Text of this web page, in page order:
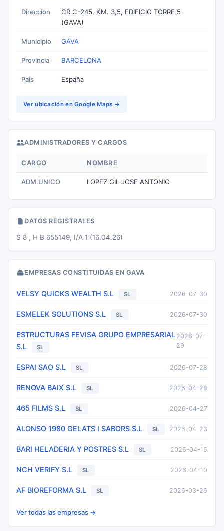
Direccion
CR C-245, KM. 3,5, EDIFICIO TORRE 5
(GAVA)
Municipio GAVA
Provincia BARCELONA
Pais España
Ver ubicación en Google Maps →
ADMINISTRADORES Y CARGOS
CARGO NOMBRE
ADM.UNICO LOPEZ GIL JOSE ANTONIO
DATOS REGISTRALES
S 8 , H B 655149, I/A 1 (16.04.26)
EMPRESAS CONSTITUIDAS EN GAVA
VELSY QUICKS WEALTH S.L SL 2026-07-30
ESMELEK SOLUTIONS S.L SL 2026-07-30
ESTRUCTURAS FEVISA GRUPO EMPRESARIAL
S.L
SL
2026-07-
29
ESPAI SAO S.L SL 2026-07-28
RENOVA BAIX S.L SL 2026-04-28
465 FILMS S.L SL 2026-04-27
ALONSO 1980 GELATS I SABORS S.L SL 2026-04-23
BARI HELADERIA Y POSTRES S.L SL 2026-04-15
NCH VERIFY S.L SL 2026-04-10
AF BIOREFORMA S.L SL 2026-03-26
Ver todas las empresas →